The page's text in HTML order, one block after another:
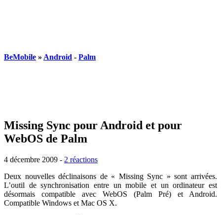
BeMobile » Android - Palm
Missing Sync pour Android et pour
WebOS de Palm
4 décembre 2009 - 2 réactions
Deux nouvelles déclinaisons de « Missing Sync » sont arrivées.
L’outil de synchronisation entre un mobile et un ordinateur est
désormais compatible avec WebOS (Palm Pré) et Android.
Compatible Windows et Mac OS X.